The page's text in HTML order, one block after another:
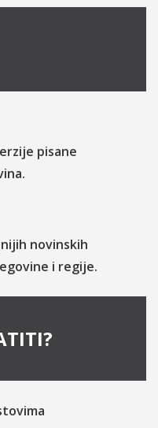
pisane
novinskih
i regije.